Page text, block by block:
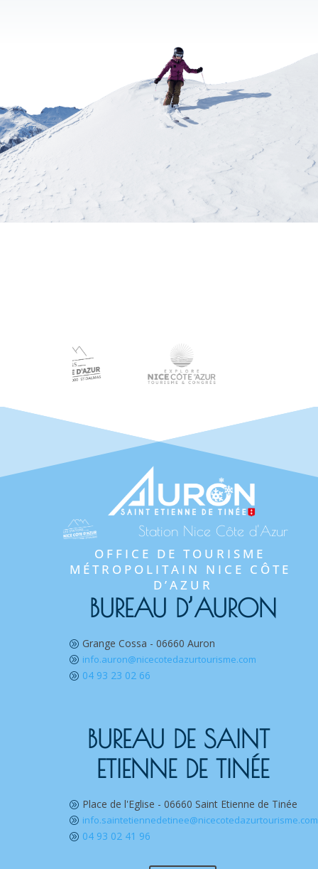
Station Nice Côte d'Azur
OFFICE DE TOURISME
MÉTROPOLITAIN NICE CÔTE
D’AZUR
BUREAU D’AURON
A Grange Cossa - 06660 Auron
A info.auron@nicecotedazurtourisme.com
A 04 93 23 02 66
BUREAU DE SAINT
ETIENNE DE TINÉE
A Place de l'Eglise - 06660 Saint Etienne de Tinée
A info.saintetiennedetinee@nicecotedazurtourisme.com
A 04 93 02 41 96